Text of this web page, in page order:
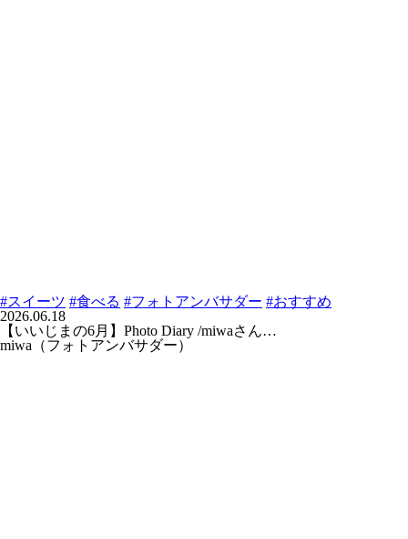
#スイーツ #食べる #フォトアンバサダー #おすすめ
2026.06.18
【いいじまの6月】Photo Diary /miwaさん…
miwa（フォトアンバサダー）